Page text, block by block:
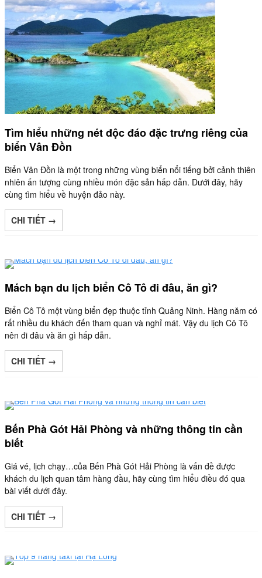
Tìm hiểu những nét độc đáo đặc trưng riêng của
biển Vân Đồn
Biển Vân Đồn là một trong những vùng biển nổi tiếng bởi cảnh thiên
nhiên ấn tượng cùng nhiều món đặc sản hấp dẫn. Dưới đây, hãy
cùng tìm hiểu về huyện đảo này.
CHI TIẾT →
Mách bạn du lịch biển Cô Tô đi đâu, ăn gì?
Biển Cô Tô một vùng biển đẹp thuộc tỉnh Quảng Ninh. Hàng năm có
rất nhiều du khách đến tham quan và nghỉ mát. Vậy du lịch Cô Tô
nên đi đâu và ăn gì hấp dẫn.
CHI TIẾT →
Bến Phà Gót Hải Phòng và những thông tin cần
biết
Giá vé, lịch chạy…của Bến Phà Gót Hải Phòng là vấn đề được
khách du lịch quan tâm hàng đầu, hãy cùng tìm hiểu điều đó qua
bài viết dưới đây.
CHI TIẾT →